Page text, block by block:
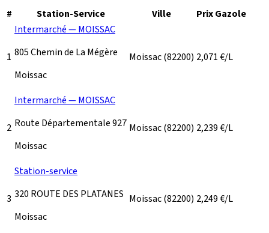
#
Station-Service Ville Prix Gazole
1
Intermarché — MOISSAC
805 Chemin de La Mégère
Moissac
Moissac(82200) 2,071€/L
2
Intermarché — MOISSAC
Route Départementale 927
Moissac
Moissac(82200) 2,239€/L
3
Station-service
320 ROUTE DES PLATANES
Moissac
Moissac(82200) 2,249€/L